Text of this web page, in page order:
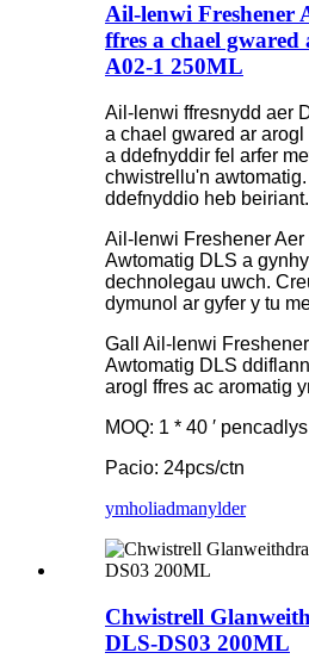
Ail-lenwi Freshener
ffres a chael
A02-1 250ML
Ail-lenwi ffresnydd aer
a chael gwared ar
a ddefnyddir fel arfer
chwistrellu'n
ddefnyddio heb beiriant.
Ail-lenwi Freshener
Awtomatig DLS a
dechnolegau uwch.
dymunol ar gyfer y tu
Gall Ail-lenwi
Awtomatig DLS
arogl ffres ac aromatig
MOQ: 1 * 40 ′ pencadlys
Pacio: 24pcs/ctn
ymholiadmanylder
Chwistrell
DLS-DS03 200ML